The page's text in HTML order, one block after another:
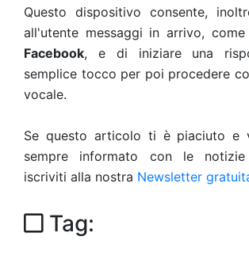
Questo dispositivo consente,
all'utente messaggi in arrivo,
Facebook, e di iniziare una
semplice tocco per poi procedere
vocale.
Se questo articolo ti è piaciuto e
sempre informato con le
iscriviti alla nostra Newsletter
Tag: